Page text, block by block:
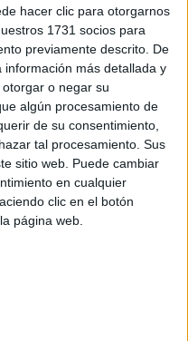
hacer clic para otorgarnos
1731 socios para
previamente descrito. De
más detallada y
o negar su
algún procesamiento de
de su consentimiento,
tal procesamiento. Sus
sitio web. Puede cambiar
en cualquier
clic en el botón
página web.
lo que el General de
de la letra, “a mí me
podéis decapitar todos
civilización no nos
decírmelo a mí,
Lo cierto es que
y del hallazgo de
Monte Arruit, las
las conciencias.